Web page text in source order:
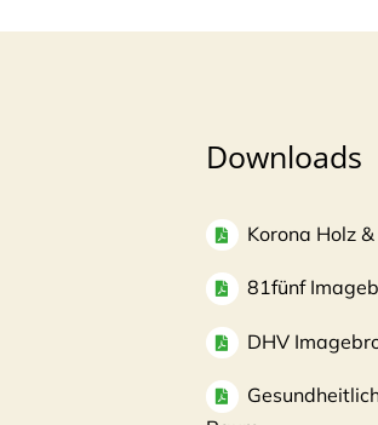
Downloads
Korona Holz
81fünf
DHV